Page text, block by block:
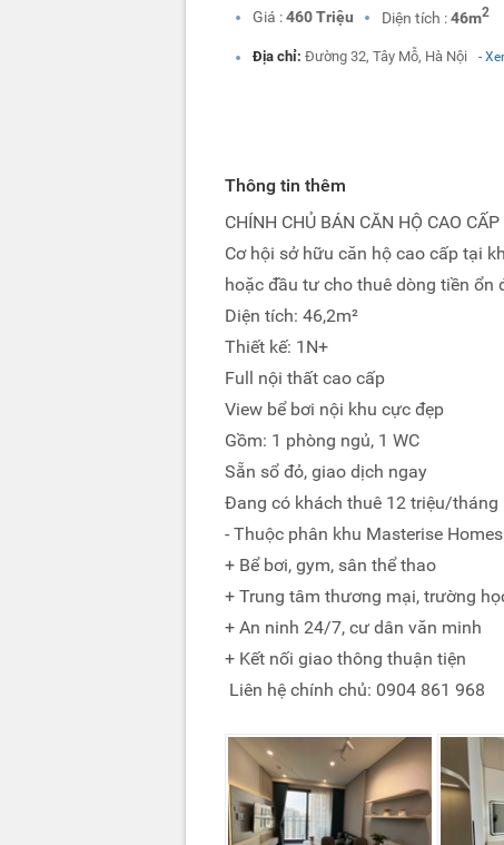
Giá :460 Triệu Diện tích :46m2
Địa chỉ: Đường 32, Tây Mỗ, Hà Nội -
Thông tin thêm
CHÍNH CHỦ BÁN CĂN HỘ CAO
Cơ hội sở hữu căn hộ cao cấp tại
hoặc đầu tư cho thuê dòng tiền ổn
Diện tích: 46,2m²
Thiết kế: 1N+
Full nội thất cao cấp
View bể bơi nội khu cực đẹp
Gồm: 1 phòng ngủ, 1 WC
Sẵn sổ đỏ, giao dịch ngay
Đang có khách thuê 12 triệu/tháng
- Thuộc phân khu Masterise
+ Bể bơi, gym, sân thể thao
+ Trung tâm thương mại, trường
+ An ninh 24/7, cư dân văn minh
+ Kết nối giao thông thuận tiện
Liên hệ chính chủ: 0904 861 968